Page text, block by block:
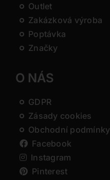
Outlet
Zakázková výroba
Poptávka
Značky
O NÁS
GDPR
Zásady cookies
Obchodní podmínky
Facebook
Instagram
Pinterest